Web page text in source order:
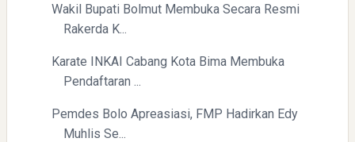
Wakil Bupati Bolmut Membuka Secara Resmi
Rakerda K...
Karate INKAI Cabang Kota Bima Membuka
Pendaftaran ...
Pemdes Bolo Apreasiasi, FMP Hadirkan Edy
Muhlis Se...